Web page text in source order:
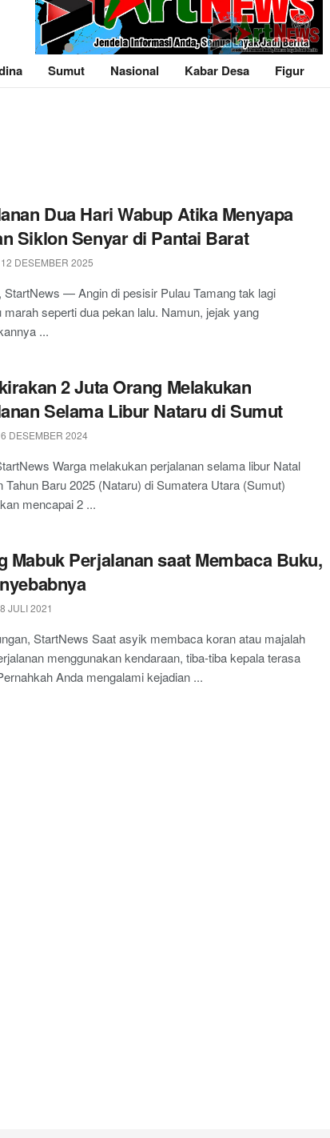
Sumut Nasional Kabar Desa Figur
Dua Hari Wabup Atika Menyapa
Siklon Senyar di Pantai Barat
DESEMBER 2025
StartNews — Angin di pesisir Pulau Tamang tak lagi
marah seperti dua pekan lalu. Namun, jejak yang
...
2 Juta Orang Melakukan
Selama Libur Nataru di Sumut
DESEMBER 2024
Warga melakukan perjalanan selama libur Natal
Tahun Baru 2025 (Nataru) di Sumatera Utara (Sumut)
mencapai 2 ...
Mabuk Perjalanan saat Membaca Buku,
JULI 2021
StartNews Saat asyik membaca koran atau majalah
menggunakan kendaraan, tiba-tiba kepala terasa
Anda mengalami kejadian ...